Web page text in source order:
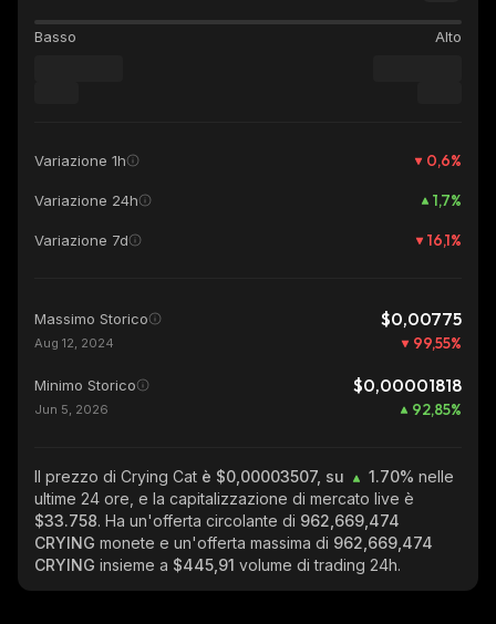
Basso Alto
Variazione 1h 0,6%
Variazione 24h 1,7%
Variazione 7d 16,1%
Massimo Storico $0,00775
Aug 12, 2024 99,55%
Minimo Storico $0,00001818
Jun 5, 2026 92,85%
Il prezzo di Crying Cat è $0,00003507, su 1.70% nelle
ultime 24 ore, e la capitalizzazione di mercato live è
$33.758. Ha un'offerta circolante di 962,669,474
CRYING monete e un'offerta massima di 962,669,474
CRYING insieme a $445,91 volume di trading 24h.